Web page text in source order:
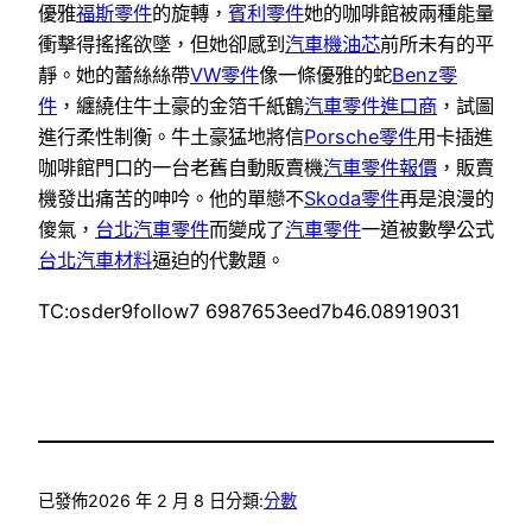
優雅福斯零件的旋轉， 賓利零件她的咖啡館被兩種能量
衝擊得搖搖欲墜，但她卻感到 汽車機油芯前所未有的平
靜。她的蕾絲絲帶VW零件像一條優雅的蛇Benz零
件 ，纏繞住牛土豪的金箔千紙鶴汽車零件進口商 ，試圖
進行柔性制衡。牛土豪猛地將信Porsche零件用卡插進
咖啡館門口的一台老舊自動販賣機汽車零件報價 ，販賣
機發出痛苦的呻吟。他的單戀不Skoda零件再是浪漫的
傻氣， 台北汽車零件而變成了汽車零件一道被數學公式
台北汽車材料逼迫的代數題。
TC:osder9follow7 6987653eed7b46.08919031
已發佈2026 年 2 月 8 日分類:分數